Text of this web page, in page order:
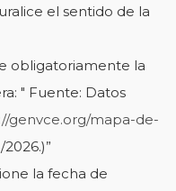
el sentido de la
obligatoriamente la
" Fuente: Datos
genvce.org/mapa-de-
la fecha de